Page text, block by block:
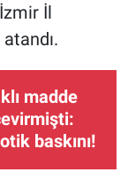
İl
madde
baskını!